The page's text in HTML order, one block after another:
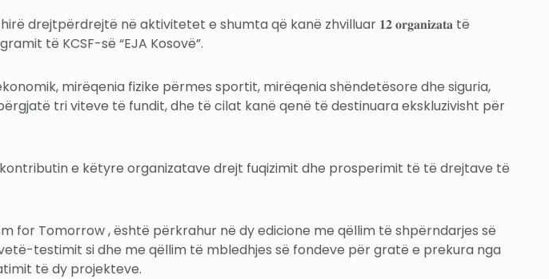
drejtpërdrejtë në aktivitetet e shumta që kanë zhvilluar 𝟏𝟐 𝐨𝐫𝐠𝐚𝐧𝐢𝐳𝐚𝐭𝐚 të
të KCSF-së “EJA Kosovë”.
mirëqenia fizike përmes sportit, mirëqenia shëndetësore dhe siguria,
tri viteve të fundit, dhe të cilat kanë qenë të destinuara ekskluzivisht për
kontributin e këtyre organizatave drejt fuqizimit dhe prosperimit të të drejtave të
for Tomorrow , është përkrahur në dy edicione me qëllim të shpërndarjes së
testimit si dhe me qëllim të mbledhjes së fondeve për gratë e prekura nga
të dy projekteve.